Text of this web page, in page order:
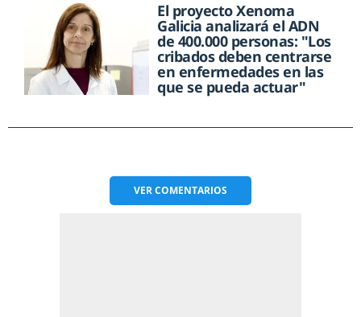
El proyecto Xenoma
Galicia analizará el ADN
de 400.000 personas: "Los
cribados deben centrarse
en enfermedades en las
que se pueda actuar"
VERCOMENTARIOS